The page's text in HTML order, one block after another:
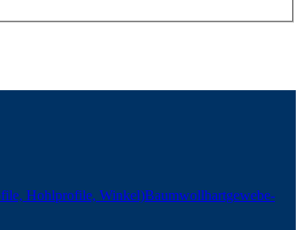
Hohlprofile, Winkel)Baumwollhartgewebe-